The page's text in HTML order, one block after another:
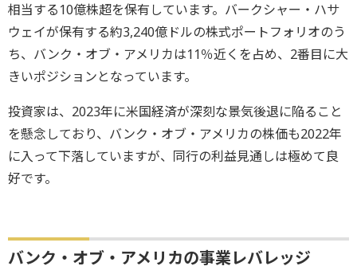
相当する10億株超を保有しています。バークシャー・ハサ
ウェイが保有する約3,240億ドルの株式ポートフォリオのう
ち、バンク・オブ・アメリカは11％近くを占め、2番目に大
きいポジションとなっています。
投資家は、2023年に米国経済が深刻な景気後退に陥ること
を懸念しており、バンク・オブ・アメリカの株価も2022年
に入って下落していますが、同行の利益見通しは極めて良
好です。
バンク・オブ・アメリカの事業レバレッジ